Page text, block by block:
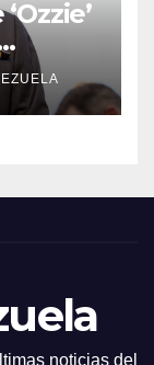
noticias del